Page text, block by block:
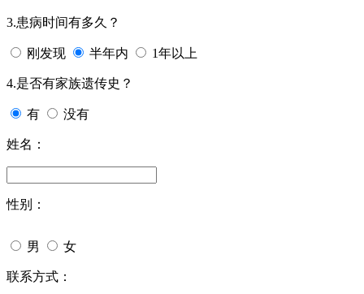
3.患病时间有多久？
刚发现 半年内 1年以上
4.是否有家族遗传史？
有 没有
姓名：
性别：
男 女
联系方式：